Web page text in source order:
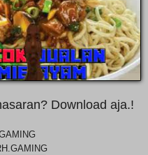
Download aja.!